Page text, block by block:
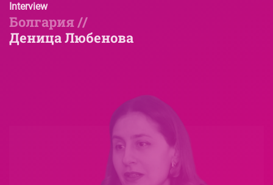
Interview
Болгария //
Деница Любенова